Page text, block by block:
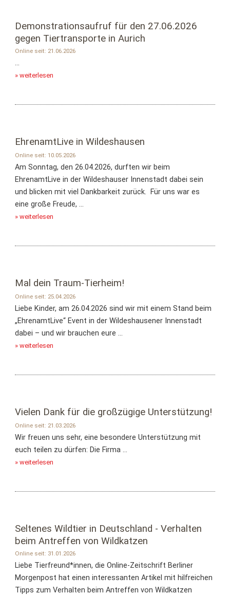
Demonstrationsaufruf für den 27.06.2026
gegen Tiertransporte in Aurich
Online seit: 21.06.2026
...
» weiterlesen
EhrenamtLive in Wildeshausen
Online seit: 10.05.2026
Am Sonntag, den 26.04.2026, durften wir beim
EhrenamtLive in der Wildeshauser Innenstadt dabei sein
und blicken mit viel Dankbarkeit zurück. Für uns war es
eine große Freude, ...
» weiterlesen
Mal dein Traum-Tierheim!
Online seit: 25.04.2026
Liebe Kinder, am 26.04.2026 sind wir mit einem Stand beim
„EhrenamtLive“ Event in der Wildeshausener Innenstadt
dabei – und wir brauchen eure ...
» weiterlesen
Vielen Dank für die großzügige Unterstützung!
Online seit: 21.03.2026
Wir freuen uns sehr, eine besondere Unterstützung mit
euch teilen zu dürfen: Die Firma ...
» weiterlesen
Seltenes Wildtier in Deutschland - Verhalten
beim Antreffen von Wildkatzen
Online seit: 31.01.2026
Liebe Tierfreund*innen, die Online-Zeitschrift Berliner
Morgenpost hat einen interessanten Artikel mit hilfreichen
Tipps zum Verhalten beim Antreffen von Wildkatzen